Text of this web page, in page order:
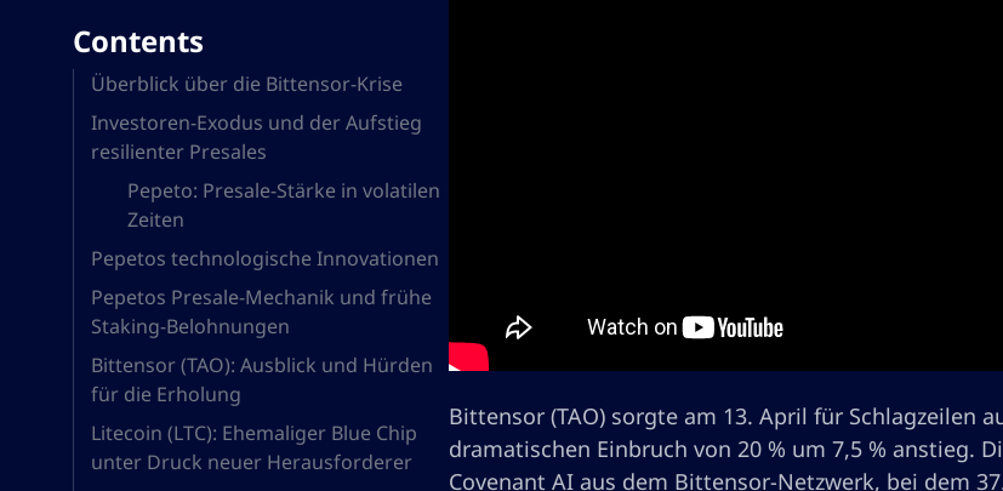
Contents
Überblick über die Bittensor-Krise
Investoren-Exodus und der Aufstieg
resilienter Presales
Pepeto: Presale-Stärke in volatilen
Zeiten
Pepetos technologische Innovationen
Pepetos Presale-Mechanik und frühe
Staking-Belohnungen
Bittensor (TAO): Ausblick und Hürden
für die Erholung
Litecoin (LTC): Ehemaliger Blue Chip
unter Druck neuer Herausforderer
Bittensor (TAO) sorgte am 13. April für Schlagzeilen
dramatischen Einbruch von 20 % um 7,5 % anstieg.
Covenant AI aus dem Bittensor-Netzwerk, bei dem